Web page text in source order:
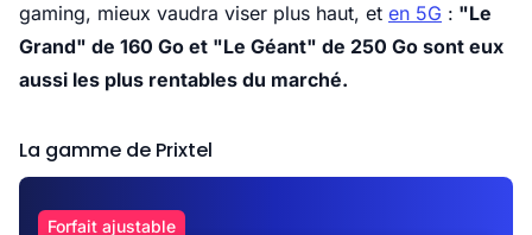
gaming, mieux vaudra viser plus haut, et en 5G : "Le
Grand" de 160 Go et "Le Géant" de 250 Go sont eux
aussi les plus rentables du marché.
La gamme de Prixtel
Forfait ajustable